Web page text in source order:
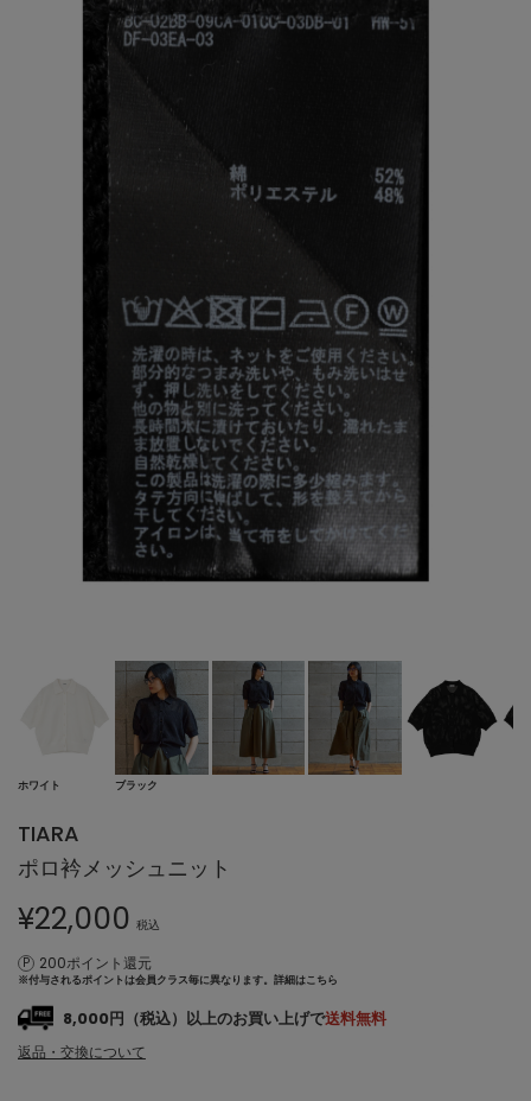
ホワイト ブラック
TIARA
ポロ衿メッシュニット
¥22,000 税込
200ポイント還元
※付与されるポイントは会員クラス毎に異なります。 詳細はこちら
8,000円（税込）以上のお買い上げで送料無料
返品・交換について